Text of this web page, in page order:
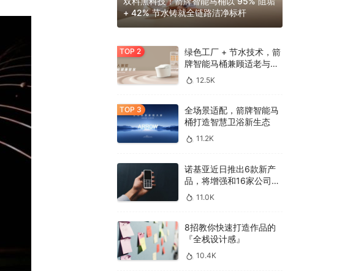
+ 42% 节水铸就全链路洁净标杆
绿色工厂 + 节水技术，箭
牌智能马桶兼顾适老与环
保
12.5K
全场景适配，箭牌智能马
桶打造智慧卫浴新生态
11.2K
诺基亚近日推出6款新产
品，将增强和16家公司合
作，VR领域发力明显
11.0K
8招教你快速打造作品的
『全栈设计感』
10.4K